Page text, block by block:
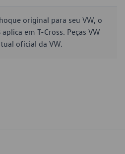
original para seu VW, o
em T-Cross. Peças VW
oficial da VW.